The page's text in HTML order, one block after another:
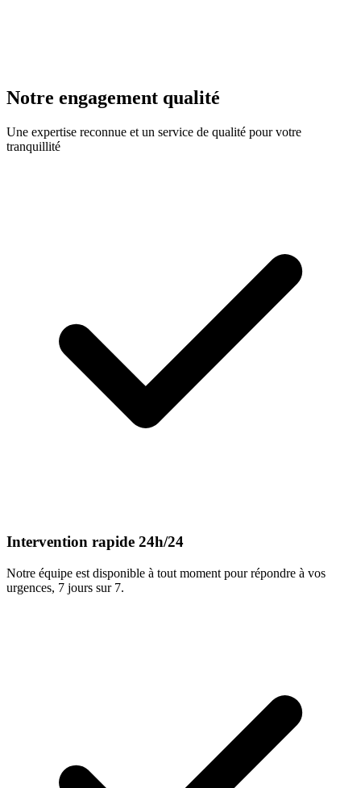
Notre engagement qualité
Une expertise reconnue et un service de qualité pour votre
tranquillité
Intervention rapide 24h/24
Notre équipe est disponible à tout moment pour répondre à vos
urgences, 7 jours sur 7.